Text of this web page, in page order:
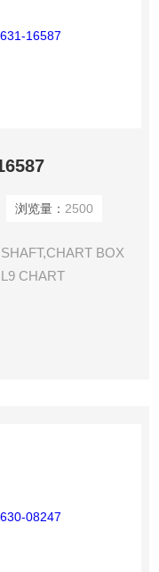
浏览量： 2500
BOX
CHART